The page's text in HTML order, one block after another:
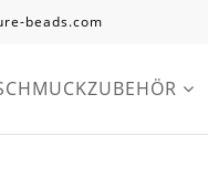
beads.com